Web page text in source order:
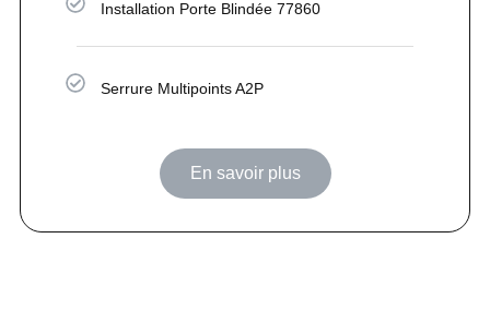
Installation Porte Blindée 77860
Serrure Multipoints A2P
En savoir plus